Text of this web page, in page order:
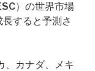
）の世界市場
すると予測さ
、カナダ、メキ